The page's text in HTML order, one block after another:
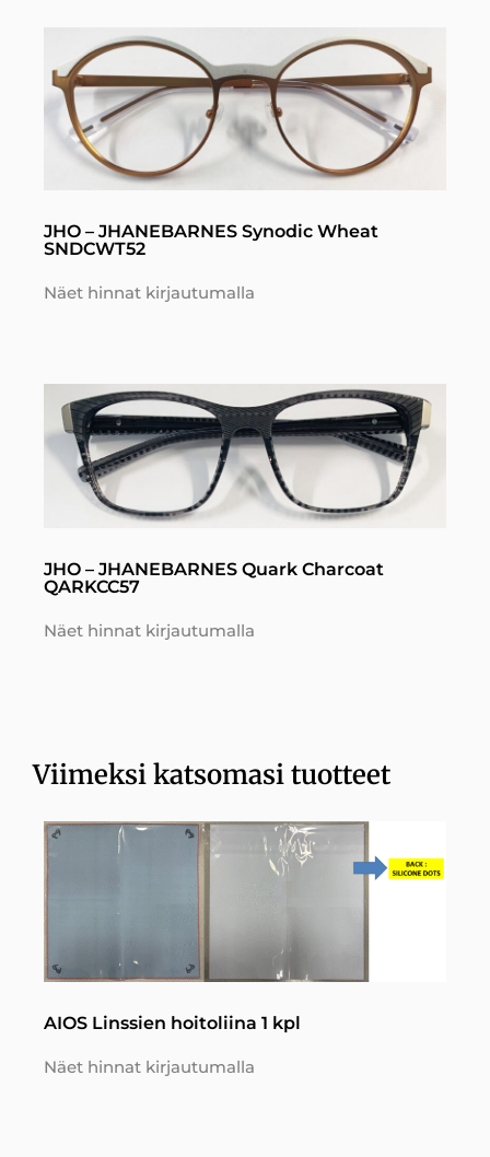
JHO – JHANEBARNES Synodic Wheat
SNDCWT52
Näet hinnat kirjautumalla
JHO – JHANEBARNES Quark Charcoat
QARKCC57
Näet hinnat kirjautumalla
Viimeksi katsomasi tuotteet
AIOS Linssien hoitoliina 1 kpl
Näet hinnat kirjautumalla